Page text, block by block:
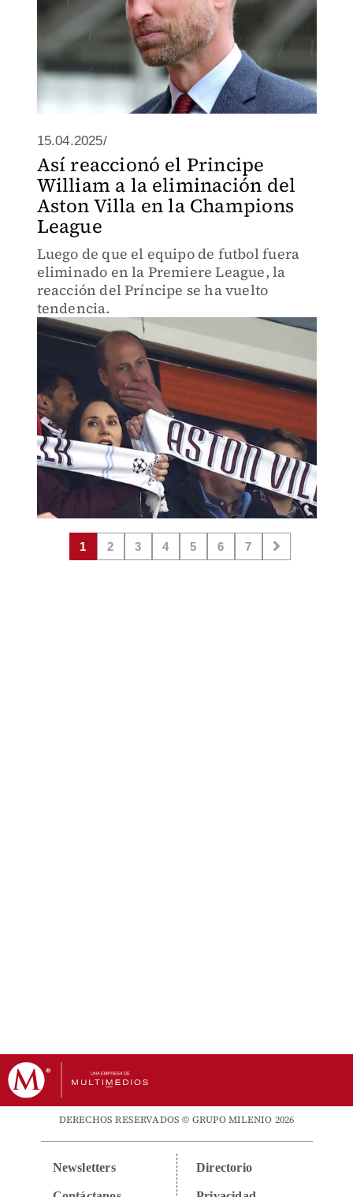
15.04.2025/
Así reaccionó el Principe
William a la eliminación del
Aston Villa en la Champions
League
Luego de que el equipo de futbol fuera
eliminado en la Premiere League, la
reacción del Príncipe se ha vuelto
tendencia.
1 2 3 4 5 6 7
DERECHOS RESERVADOS © GRUPO MILENIO 2026
Newsletters Directorio